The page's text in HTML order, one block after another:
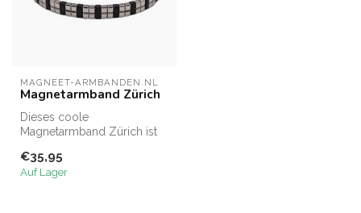
MAGNEET-ARMBANDEN.NL
Magnetarmband Zürich
Dieses coole
Magnetarmband Zürich ist
Die Glieder di...
€35,95
Auf Lager